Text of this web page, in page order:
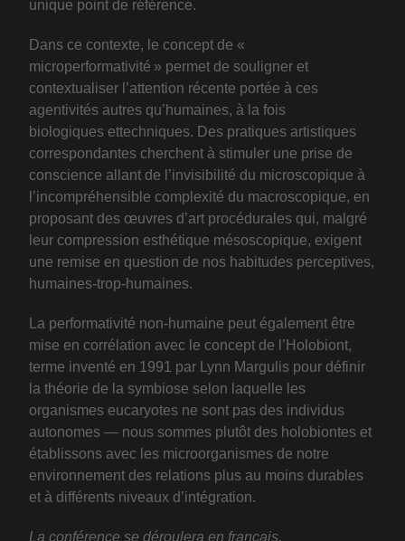
unique point de référence.
Dans ce contexte, le concept de «
microperformativité » permet de souligner et
contextualiser l’attention récente portée à ces
agentivités autres qu’humaines, à la fois
biologiques ettechniques. Des pratiques artistiques
correspondantes cherchent à stimuler une prise de
conscience allant de l’invisibilité du microscopique à
l’incompréhensible complexité du macroscopique, en
proposant des œuvres d’art procédurales qui, malgré
leur compression esthétique mésoscopique, exigent
une remise en question de nos habitudes perceptives,
humaines-trop-humaines.
La performativité non-humaine peut également être
mise en corrélation avec le concept de l’Holobiont,
terme inventé en 1991 par Lynn Margulis pour définir
la théorie de la symbiose selon laquelle les
organismes eucaryotes ne sont pas des individus
autonomes — nous sommes plutôt des holobiontes et
établissons avec les microorganismes de notre
environnement des relations plus au moins durables
et à différents niveaux d’intégration.
La conférence se déroulera en français.